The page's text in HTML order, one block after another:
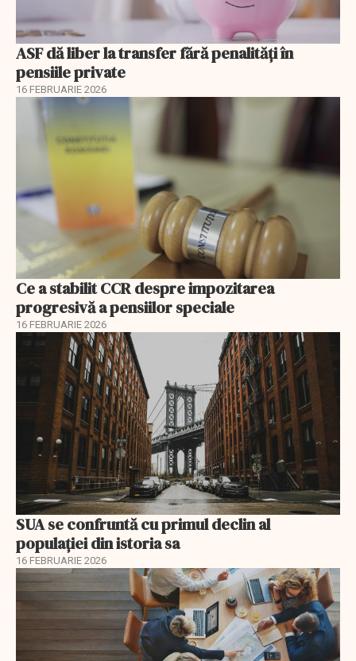
ASF dă liber la transfer fără penalități în
pensiile private
16 FEBRUARIE 2026
Ce a stabilit CCR despre impozitarea
progresivă a pensiilor speciale
16 FEBRUARIE 2026
SUA se confruntă cu primul declin al
populației din istoria sa
16 FEBRUARIE 2026